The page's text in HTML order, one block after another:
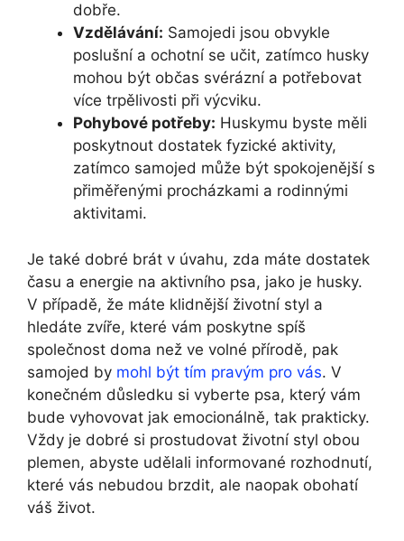
dobře.
Vzdělávání: Samojedi jsou obvykle
poslušní a ochotní se učit, zatímco husky
mohou být občas svérázní a potřebovat
více trpělivosti při výcviku.
Pohybové potřeby: Huskymu byste měli
poskytnout dostatek fyzické aktivity,
zatímco samojed může být spokojenější s
přiměřenými procházkami a rodinnými
aktivitami.
Je také dobré brát v úvahu, zda máte dostatek
času a energie na aktivního psa, jako je husky.
V případě, že máte klidnější životní styl a
hledáte zvíře, které vám poskytne spíš
společnost doma než ve volné přírodě, pak
samojed by mohl být tím pravým pro vás. V
konečném důsledku si vyberte psa, který vám
bude vyhovovat jak emocionálně, tak prakticky.
Vždy je dobré si prostudovat životní styl obou
plemen, abyste udělali informované rozhodnutí,
které vás nebudou brzdit, ale naopak obohatí
váš život.